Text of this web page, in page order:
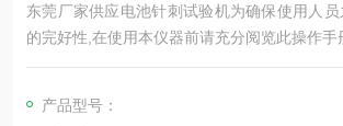
东莞厂家供应电池针刺试验机为确保使用人
的完好性,在使用本仪器前请充分阅览此操作手
上的注意事项。本操作手册详细介绍此仪器
图等内容。在本操作手册中如有提及之各种
产品型号：